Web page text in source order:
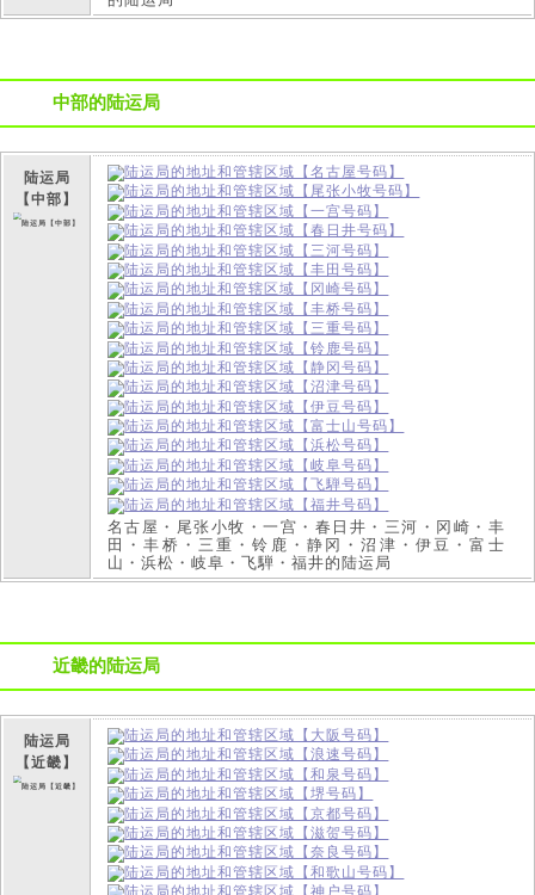
中部的陆运局
陆运局
【中部】
名古屋・尾张小牧・一宫・春日井・三河・冈崎・丰
田・丰桥・三重・铃鹿・静冈・沼津・伊豆・富士
山・浜松・岐阜・飞騨・福井的陆运局
近畿的陆运局
陆运局
【近畿】